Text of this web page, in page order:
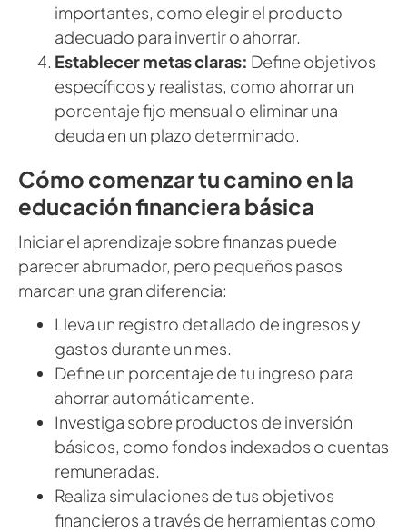
importantes, como elegir el producto
adecuado para invertir o ahorrar.
Establecer metas claras: Define objetivos
específicos y realistas, como ahorrar un
porcentaje fijo mensual o eliminar una
deuda en un plazo determinado.
Cómo comenzar tu camino en la
educación financiera básica
Iniciar el aprendizaje sobre finanzas puede
parecer abrumador, pero pequeños pasos
marcan una gran diferencia:
Lleva un registro detallado de ingresos y
gastos durante un mes.
Define un porcentaje de tu ingreso para
ahorrar automáticamente.
Investiga sobre productos de inversión
básicos, como fondos indexados o cuentas
remuneradas.
Realiza simulaciones de tus objetivos
financieros a través de herramientas como